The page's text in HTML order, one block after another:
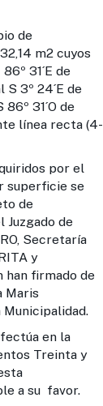
de
m2 cuyos
31´E de
3º 24´E de
31´O de
línea recta (4-
por el
superficie se
de
de
Secretaría
y
han firmado de
Maris
en la
Treinta y
a su favor.